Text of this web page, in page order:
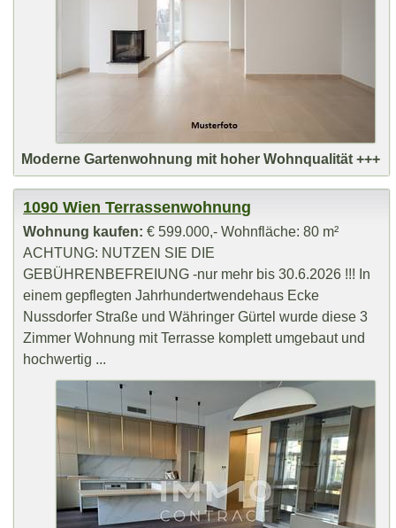
Moderne Gartenwohnung mit hoher Wohnqualität +++
1090 Wien Terrassenwohnung
Wohnung kaufen: € 599.000,- Wohnfläche: 80 m²
ACHTUNG: NUTZEN SIE DIE
GEBÜHRENBEFREIUNG -nur mehr bis 30.6.2026 !!! In
einem gepflegten Jahrhundertwendehaus Ecke
Nussdorfer Straße und Währinger Gürtel wurde diese 3
Zimmer Wohnung mit Terrasse komplett umgebaut und
hochwertig ...